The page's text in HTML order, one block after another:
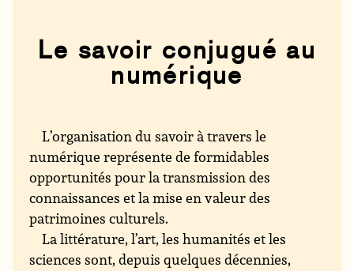
Le savoir conjugué au
numérique
L’organisation du savoir à travers le
numérique représente de formidables
opportunités pour la transmission des
connaissances et la mise en valeur des
patrimoines culturels.
La littérature, l’art, les humanités et les
sciences sont, depuis quelques décennies,